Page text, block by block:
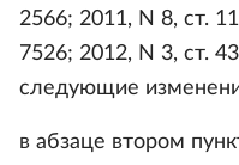
2566; 2011, N 8, ст.
7526; 2012, N 3, ст.
следующие
в абзаце втором